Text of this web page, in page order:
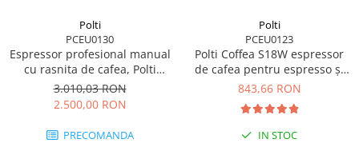
Polti
PCEU0130
Espressor profesional manual
cu rasnita de cafea, Polti
Coffea G50S, 2,8l, 1550W,15
bar, pentru espresso si
cappuccino
3.010,03 RON
2.500,00 RON
PRECOMANDA
Polti
PCEU0123
Polti Coffea S18W espressor
de cafea pentru espresso și
cafea lungă, compatibil cu
rezervor detașabil de 0,85 l,
pompa 19 BAR
843,66 RON
IN STOC